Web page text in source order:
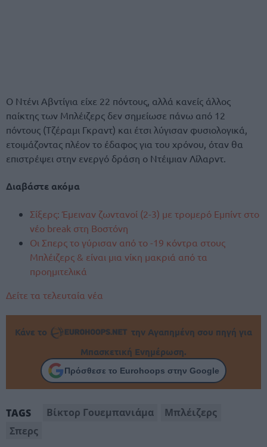
Ο Ντένι Αβντίγια είχε 22 πόντους, αλλά κανείς άλλος
παίκτης των Μπλέιζερς δεν σημείωσε πάνω από 12
πόντους (Τζέραμι Γκραντ) και έτσι λύγισαν φυσιολογικά,
ετοιμάζοντας πλέον το έδαφος για του χρόνου, όταν θα
επιστρέψει στην ενεργό δράση ο Ντέιμιαν Λίλαρντ.
Διαβάστε ακόμα
Σίξερς: Έμειναν ζωντανοί (2-3) με τρομερό Εμπίντ στο
νέο break στη Βοστόνη
Οι Σπερς το γύρισαν από το -19 κόντρα στους
Μπλέιζερς & είναι μια νίκη μακριά από τα
προημιτελικά
Δείτε τα τελευταία νέα
Κάνε το
την Αγαπημένη σου πηγή για
Μπασκετική Ενημέρωση.
Πρόσθεσε το Eurohoops στην Google
TAGS Βίκτορ Γουεμπανιάμα
Μπλέιζερς
Σπερς